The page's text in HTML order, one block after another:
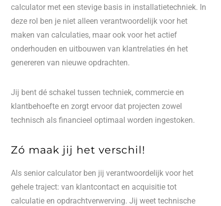
calculator met een stevige basis in installatietechniek. In
deze rol ben je niet alleen verantwoordelijk voor het
maken van calculaties, maar ook voor het actief
onderhouden en uitbouwen van klantrelaties én het
genereren van nieuwe opdrachten.
Jij bent dé schakel tussen techniek, commercie en
klantbehoefte en zorgt ervoor dat projecten zowel
technisch als financieel optimaal worden ingestoken.
Zó maak jij het verschil!
Als senior calculator ben jij verantwoordelijk voor het
gehele traject: van klantcontact en acquisitie tot
calculatie en opdrachtverwerving. Jij weet technische